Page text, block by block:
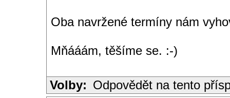
Oba navržené termíny nám
Mňááám, těšíme se. :-)
Volby: Odpovědět na tento